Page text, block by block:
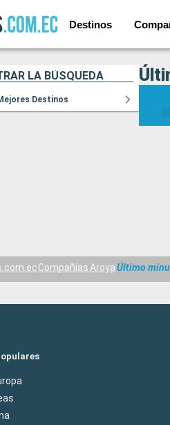
Destinos
LA BÚSQUEDA
Destinos
CompañíasAroyaÚltimo